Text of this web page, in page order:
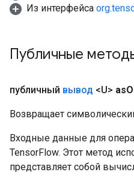
Из интерфейса
Публичные
публичный вывод <U> as
Возвращает
Входные данные для
TensorFlow. Этот метод
представляет собой